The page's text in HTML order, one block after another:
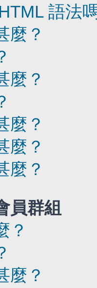
語法
麼？
麼？
麼？
麼？
麼？
員群組
？
麼？